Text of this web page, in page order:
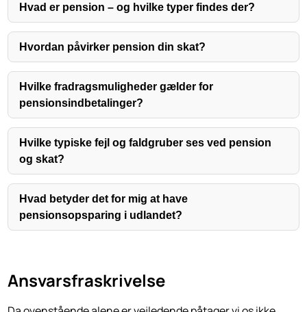
Hvad er pension – og hvilke typer findes der?
Hvordan påvirker pension din skat?
Hvilke fradragsmuligheder gælder for
pensionsindbetalinger?
Hvilke typiske fejl og faldgruber ses ved pension
og skat?
Hvad betyder det for mig at have
pensionsopsparing i udlandet?
Ansvarsfraskrivelse